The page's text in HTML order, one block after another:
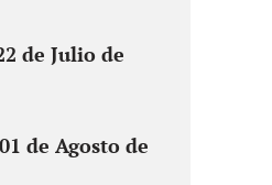
de Julio de
de Agosto de